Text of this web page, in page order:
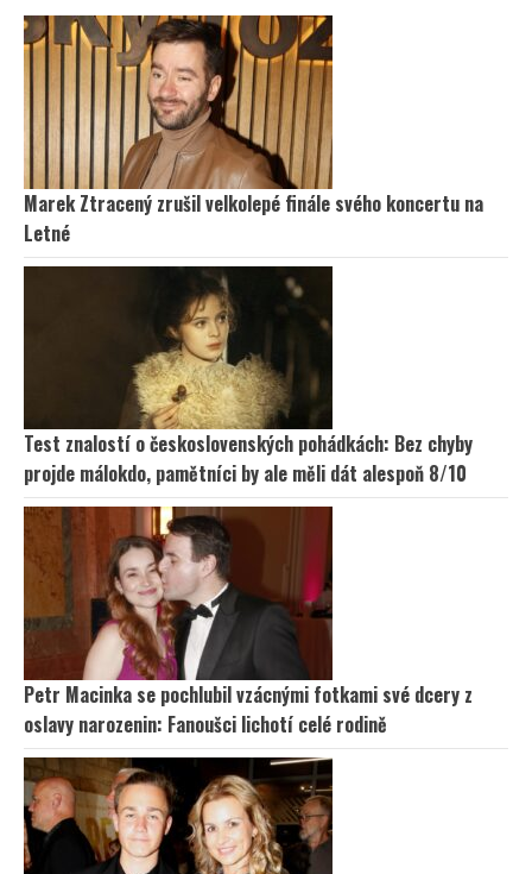
Marek Ztracený zrušil velkolepé finále svého koncertu na
Letné
Test znalostí o československých pohádkách: Bez chyby
projde málokdo, pamětníci by ale měli dát alespoň 8/10
Petr Macinka se pochlubil vzácnými fotkami své dcery z
oslavy narozenin: Fanoušci lichotí celé rodině